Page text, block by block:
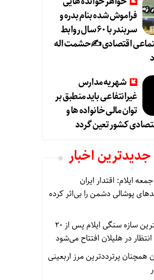
فراموش شده بنام بدره و
سربندر با ۶۰ سال روابط
اقتصادی ✍حشمت اله
شهریه مدارس
غیرانتفاعی باید منطبق بر
توان مالی خانواده ها و
کشور تعین گردد
جديدترين اخبار
ایلام: اقتدار ایران
پوشالی دشمن را بی‌اثر کرده
بزرگترین سازه سنگی ایلام پس از ۲۰
در هلیلان افتتاح می‌شود
همچنان پرترددترین مرز اربعینی